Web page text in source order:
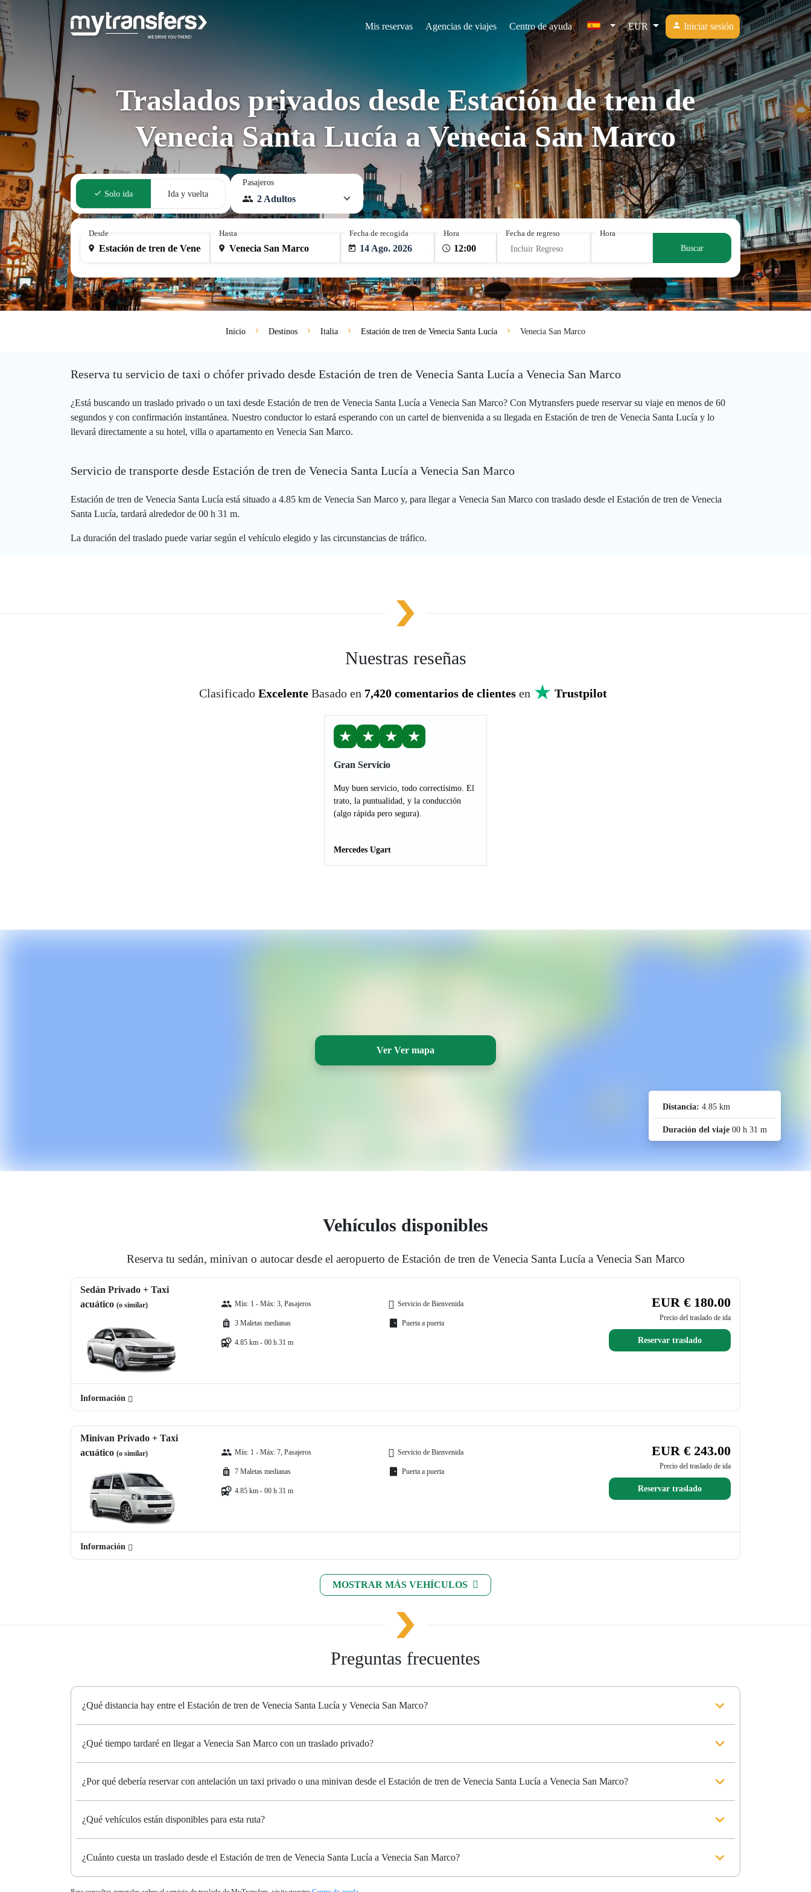
Mis reservas Agencias de viajes Centro de ayuda EUR Iniciar sesión
Traslados privados desde Estación de tren de
Venecia Santa Lucía a Venecia San Marco
Solo ida Ida y vuelta
Pasajeros
2 Adultos
Desde Hasta Fecha de recogida
14 Ago. 2026
Hora
Fecha de regreso
Incluir Regreso
Hora
Buscar
Inicio Destinos Italia Estación de tren de Venecia Santa Lucía Venecia San Marco
Reserva tu servicio de taxi o chófer privado desde Estación de tren de Venecia Santa Lucía a Venecia San Marco
¿Está buscando un traslado privado o un taxi desde Estación de tren de Venecia Santa Lucía a Venecia San Marco? Con Mytransfers puede reservar su viaje en menos de 60
segundos y con confirmación instantánea. Nuestro conductor lo estará esperando con un cartel de bienvenida a su llegada en Estación de tren de Venecia Santa Lucía y lo
llevará directamente a su hotel, villa o apartamento en Venecia San Marco.
Servicio de transporte desde Estación de tren de Venecia Santa Lucía a Venecia San Marco
Estación de tren de Venecia Santa Lucía está situado a 4.85 km de Venecia San Marco y, para llegar a Venecia San Marco con traslado desde el Estación de tren de Venecia
Santa Lucía, tardará alrededor de 00 h 31 m.
La duración del traslado puede variar según el vehículo elegido y las circunstancias de tráfico.
Nuestras reseñas
Clasificado Excelente Basado en 7,420 comentarios de clientes en Trustpilot
★ ★ ★ ★
Gran Servicio
Muy buen servicio, todo correctísimo. El
trato, la puntualidad, y la conducción
(algo rápida pero segura).
Mercedes Ugart
Ver Ver mapa
Distancia: 4.85 km
Duración del viaje 00 h 31 m
Vehículos disponibles
Reserva tu sedán, minivan o autocar desde el aeropuerto de Estación de tren de Venecia Santa Lucía a Venecia San Marco
Sedán Privado + Taxi
acuático (o similar) Mín: 1 - Máx: 3, Pasajeros
3 Maletas medianas
4.85 km - 00 h 31 m
Servicio de Bienvenida
Puerta a puerta
EUR € 180.00
Precio del traslado de ida
Reservar traslado
Información
Minivan Privado + Taxi
acuático (o similar) Mín: 1 - Máx: 7, Pasajeros
7 Maletas medianas
4.85 km - 00 h 31 m
Servicio de Bienvenida
Puerta a puerta
EUR € 243.00
Precio del traslado de ida
Reservar traslado
Información
MOSTRAR MÁS VEHÍCULOS
Preguntas frecuentes
¿Qué distancia hay entre el Estación de tren de Venecia Santa Lucía y Venecia San Marco?
¿Qué tiempo tardaré en llegar a Venecia San Marco con un traslado privado?
¿Por qué debería reservar con antelación un taxi privado o una minivan desde el Estación de tren de Venecia Santa Lucía a Venecia San Marco?
¿Qué vehículos están disponibles para esta ruta?
¿Cuánto cuesta un traslado desde el Estación de tren de Venecia Santa Lucía a Venecia San Marco?